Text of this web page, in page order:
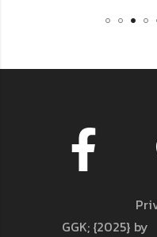
GGK; {2025} by